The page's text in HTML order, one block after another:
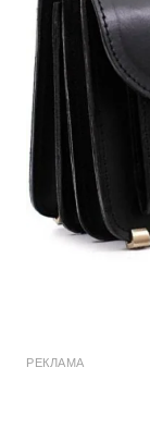
РЕКЛАМА